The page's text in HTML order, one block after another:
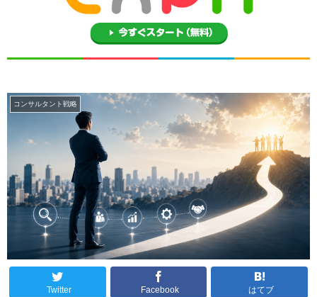
コンサルタント戦略
Twitter Facebook はてブ